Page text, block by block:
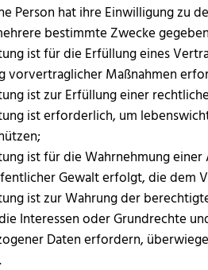
Person hat ihre Einwilligung zu
bestimmte Zwecke
ist für die Erfüllung eines
vorvertraglicher Maßnahmen
ist zur Erfüllung einer
ist erforderlich, um
ist für die Wahrnehmung
Gewalt erfolgt, die dem
ist zur Wahrung der
Interessen oder Grundrechte
Daten erfordern,